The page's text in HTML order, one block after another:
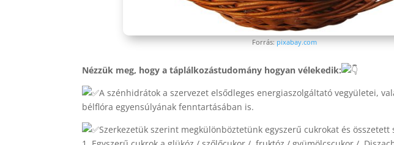
Forrás:pixabay.com
Nézzük meg, hogy a táplálkozástudomány hogyan vélekedik:
A szénhidrátok a szervezet elsődleges energiaszolgáltató vegyületei,
bélflóra egyensúlyának fenntartásában is.
Szerkezetük szerint megkülönböztetünk egyszerű cukrokat és összetett